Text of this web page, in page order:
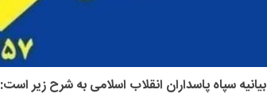
بیانیه سپاه پاسداران انقلاب اسلامی به شرح زیر است: